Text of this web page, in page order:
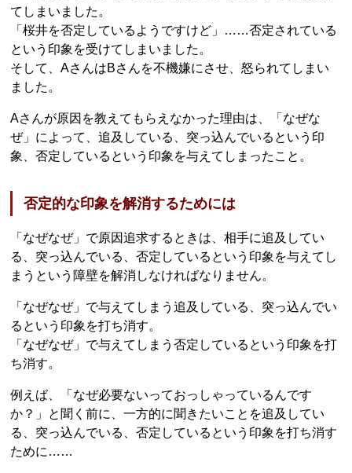
てしまいました。
「桜井を否定しているようですけど」……否定されている
という印象を受けてしまいました。
そして、AさんはBさんを不機嫌にさせ、怒られてしまい
ました。
Aさんが原因を教えてもらえなかった理由は、「なぜな
ぜ」によって、追及している、突っ込んでいるという印
象、否定しているという印象を与えてしまったこと。
否定的な印象を解消するためには
「なぜなぜ」で原因追求するときは、相手に追及してい
る、突っ込んでいる、否定しているという印象を与えてし
まうという障壁を解消しなければなりません。
「なぜなぜ」で与えてしまう追及している、突っ込んでい
るという印象を打ち消す。
「なぜなぜ」で与えてしまう否定しているという印象を打
ち消す。
例えば、「なぜ必要ないっておっしゃっているんです
か？」と聞く前に、一方的に聞きたいことを追及してい
る、突っ込んでいる、否定しているという印象を打ち消す
ために……